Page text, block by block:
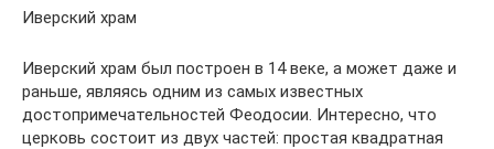
Иверский храм
Иверский храм был построен в 14 веке, а может даже и
раньше, являясь одним из самых известных
достопримечательностей Феодосии. Интересно, что
церковь состоит из двух частей: простая квадратная